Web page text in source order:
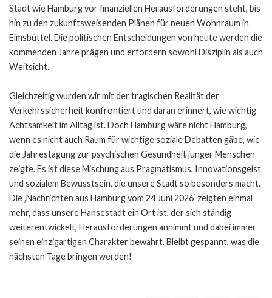
Stadt wie Hamburg vor finanziellen Herausforderungen steht, bis
hin zu den zukunftsweisenden Plänen für neuen Wohnraum in
Eimsbüttel. Die politischen Entscheidungen von heute werden die
kommenden Jahre prägen und erfordern sowohl Disziplin als auch
Weitsicht.
Gleichzeitig wurden wir mit der tragischen Realität der
Verkehrssicherheit konfrontiert und daran erinnert, wie wichtig
Achtsamkeit im Alltag ist. Doch Hamburg wäre nicht Hamburg,
wenn es nicht auch Raum für wichtige soziale Debatten gäbe, wie
die Jahrestagung zur psychischen Gesundheit junger Menschen
zeigte. Es ist diese Mischung aus Pragmatismus, Innovationsgeist
und sozialem Bewusstsein, die unsere Stadt so besonders macht.
Die ‚Nachrichten aus Hamburg vom 24 Juni 2026‘ zeigten einmal
mehr, dass unsere Hansestadt ein Ort ist, der sich ständig
weiterentwickelt, Herausforderungen annimmt und dabei immer
seinen einzigartigen Charakter bewahrt. Bleibt gespannt, was die
nächsten Tage bringen werden!